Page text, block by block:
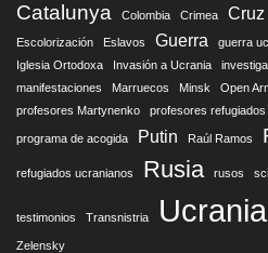
Catalunya Colombia Crimea Cruz
Escolorización Eslavos Guerra guerra
Iglesia Ortodoxa Invasión a Ucrania
manifestaciones
Marruecos Minsk Open
profesores Martynenko
profesores refugiados
programa de acogida Putin Raúl Ramos
refugiados ucranianos Rusia rusos
testimonios Transnistria Ucrania
Zelensky